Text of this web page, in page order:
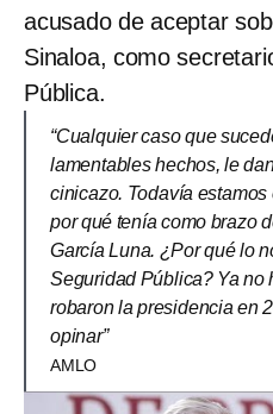
acusado de aceptar
Sinaloa, como
Pública.
“Cualquier caso que
lamentables hechos, le
cinicazo. Todavía
por qué tenía como brazo
García Luna. ¿Por qué lo
Seguridad Pública? Ya no
robaron la presidencia en
opinar”
AMLO